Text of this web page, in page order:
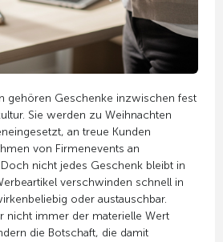
gehören Geschenke inzwischen fest
Sie werden zu Weihnachten
an treue Kunden
von Firmenevents an
nicht jedes Geschenk bleibt in
verschwinden schnell in
oder austauschbar.
nicht immer der materielle Wert
die Botschaft, die damit